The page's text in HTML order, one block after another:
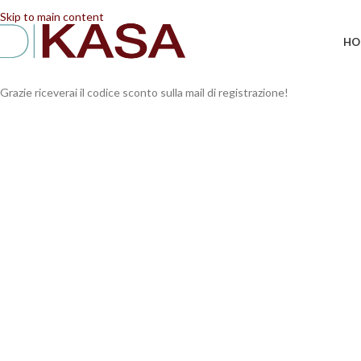
Skip to main content
Grazie riceverai il codice sconto sulla mail di registrazione!